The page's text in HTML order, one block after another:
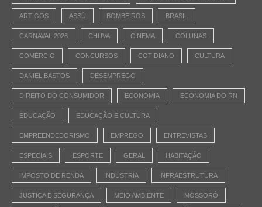
ARTIGOS ASSÚ BOMBEIROS BRASIL
CARNAVAL 2026 CHUVA CINEMA COLUNAS
COMÉRCIO CONCURSOS COTIDIANO CULTURA
DANIEL BASTOS DESEMPREGO
DIREITO DO CONSUMIDOR ECONOMIA ECONOMIA DO RN
EDUCAÇÃO EDUCAÇÃO E CULTURA
EMPREENDEDORISMO EMPREGO ENTREVISTAS
ESPECIAIS ESPORTE GERAL HABITAÇÃO
IMPOSTO DE RENDA INDÚSTRIA INFRAESTRUTURA
JUSTIÇA E SEGURANÇA MEIO AMBIENTE MOSSORÓ